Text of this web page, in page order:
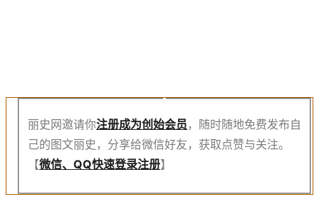
丽史网邀请你注册成为创始会员 ，随时随地免费发布自
己的图文丽史，分享给微信好友，获取点赞与关注。
【微信、QQ快速登录注册】